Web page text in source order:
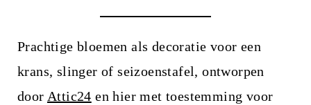
Prachtige bloemen als decoratie voor een
krans, slinger of seizoenstafel, ontworpen
door Attic24 en hier met toestemming voor